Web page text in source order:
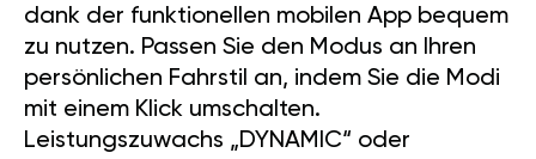
dank der funktionellen mobilen App bequem
zu nutzen. Passen Sie den Modus an Ihren
persönlichen Fahrstil an, indem Sie die Modi
mit einem Klick umschalten.
Leistungszuwachs „DYNAMIC“ oder